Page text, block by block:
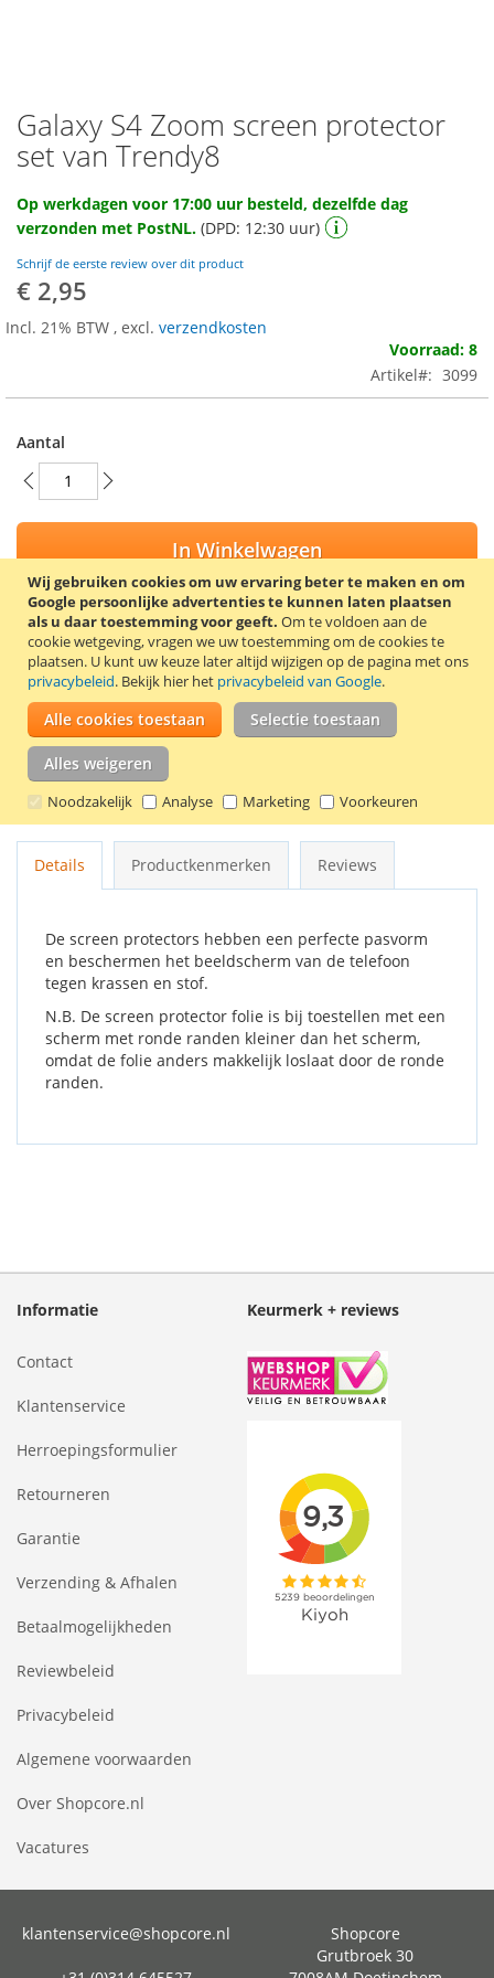
Wij gebruiken cookies om uw ervaring beter te maken en om
Google persoonlijke advertenties te kunnen laten plaatsen
als u daar toestemming voor geeft. Om te voldoen aan de
cookie wetgeving, vragen we uw toestemming om de cookies te
plaatsen. U kunt uw keuze later altijd wijzigen op de pagina met ons
privacybeleid. Bekijk hier het privacybeleid van Google.
Alle cookies toestaan Selectie toestaan
Alles weigeren
Noodzakelijk Analyse Marketing Voorkeuren
Ga
naar
het
van
de
gallerij
Galaxy S4 Zoom screen protector
set van Trendy8
Op werkdagen voor 17:00 uur besteld, dezelfde dag
verzonden met PostNL. (DPD: 12:30 uur)
Schrijf de eerste review over dit product
€ 2,95
Incl. 21% BTW , excl. verzendkosten
Voorraad: 8
Artikel
3099
Aantal
In Winkelwagen
VOEG TOE AAN VERLANGLIJST
TOEVOEGEN OM TE VERGELIJKEN
Trendy8 screen protector set voor de Samsung Galaxy S4
Zoom SM-C1010. De set bevat 2 screen protectors, een
schoonmaakdoekje en een kaartje om luchtbellen onder de
screen protector te verwijderen.
Details Productkenmerken Reviews
De screen protectors hebben een perfecte pasvorm
en beschermen het beeldscherm van de telefoon
tegen krassen en stof.
N.B. De screen protector folie is bij toestellen met een
scherm met ronde randen kleiner dan het scherm,
omdat de folie anders makkelijk loslaat door de ronde
randen.
Informatie
Contact
Klantenservice
Herroepingsformulier
Retourneren
Garantie
Verzending & Afhalen
Betaalmogelijkheden
Reviewbeleid
Privacybeleid
Algemene voorwaarden
Over Shopcore.nl
Vacatures
Keurmerk + reviews
klantenservice@shopcore.nl
Shopcore
Grutbroek 30